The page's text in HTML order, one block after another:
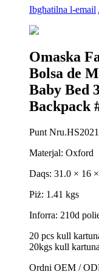
Ibgħatilna l-email
Omaska
Bolsa de
Baby Bed
Backpack
Punt
Materjal: Oxford
Daqs: 31.0 × 16
Piż: 1.41 kgs
Inforra: 210d
20 pcs kull
20kgs kull kartuna
Ordni OEM /